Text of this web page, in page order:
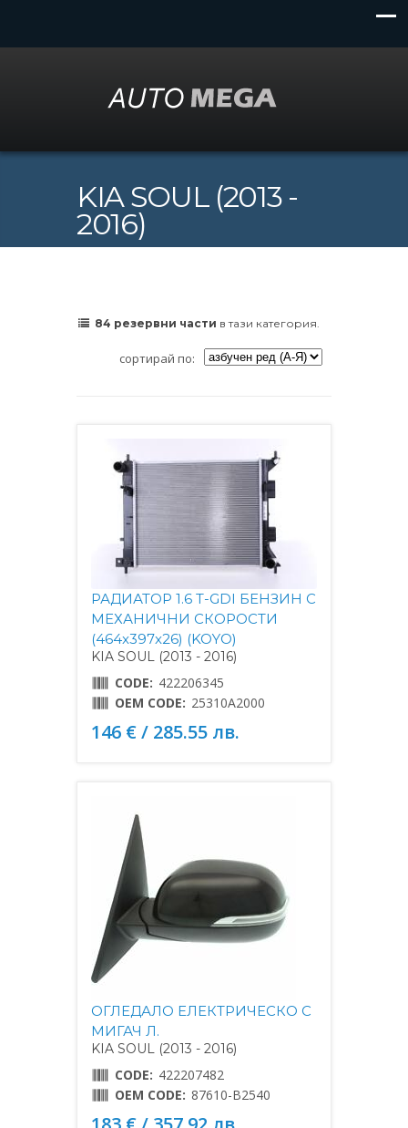
KIA SOUL (2013 -
2016)
84 резервни части в тази категория.
сортирай по:
РАДИАТОР 1.6 T-GDI БЕНЗИН С
МЕХАНИЧНИ СКОРОСТИ
(464x397x26) (KOYO)
KIA SOUL (2013 - 2016)
CODE: 422206345
OEM CODE: 25310A2000
146 € / 285.55 лв.
ОГЛЕДАЛО ЕЛЕКТРИЧЕСКО С
МИГАЧ Л.
KIA SOUL (2013 - 2016)
CODE: 422207482
OEM CODE: 87610-B2540